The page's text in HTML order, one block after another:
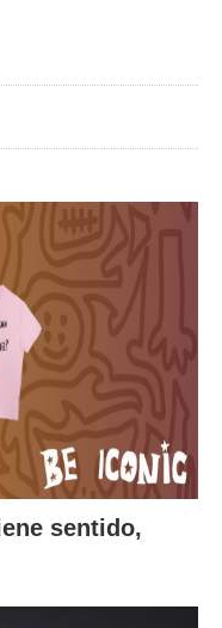
sentido,